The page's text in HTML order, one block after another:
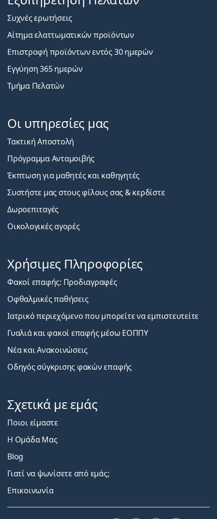
Συχνές ερωτήσεις
Αίτημα ελαττωματικών προϊόντων
Επιστροφή προϊόντων εντός 30 ημερών
Εγγύηση 365 ημερών
Τμήμα Πελατών
Οι υπηρεσίες μας
Τακτική Αποστολή
Πρόγραμμα Ανταμοιβής
Έκπτωση για μαθητές και καθηγητές
Συστήστε μας στους φίλους σας & κερδίστε
Δωροεπιταγές
Οικολογικές αγορές
Χρήσιμες Πληροφορίες
Φακοί επαφής: Προδιαγραφές
Οφθαλμικές παθήσεις
Ιατρικό περιεχόμενο που μπορείτε να εμπιστευτείτε
Γυαλιά και φακοί επαφής μέσω ΕΟΠΠΥ
Νέα και Ανακοινώσεις
Οδηγός σύγκρισης φακών επαφής
Σχετικά με εμάς
Ποιοι είμαστε
Η Ομάδα Μας
Blog
Γιατί να ψωνίσετε από εμάς;
Επικοινωνία